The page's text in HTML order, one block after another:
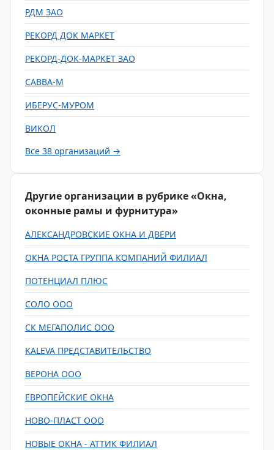
РДМ ЗАО
РЕКОРД ДОК МАРКЕТ
РЕКОРД-ДОК-МАРКЕТ ЗАО
САВВА-М
ИБЕРУС-МУРОМ
ВИКОЛ
Все 38 организаций →
Другие организации в рубрике «Окна,
оконные рамы и фурнитура»
АЛЕКСАНДРОВСКИЕ ОКНА И ДВЕРИ
ОКНА РОСТА ГРУППА КОМПАНИЙ ФИЛИАЛ
ПОТЕНЦИАЛ ПЛЮС
СОЛО ООО
СК МЕГАПОЛИС ООО
KALEVA ПРЕДСТАВИТЕЛЬСТВО
ВЕРОНА ООО
ЕВРОПЕЙСКИЕ ОКНА
НОВО-ПЛАСТ ООО
НОВЫЕ ОКНА - АТТИК ФИЛИАЛ